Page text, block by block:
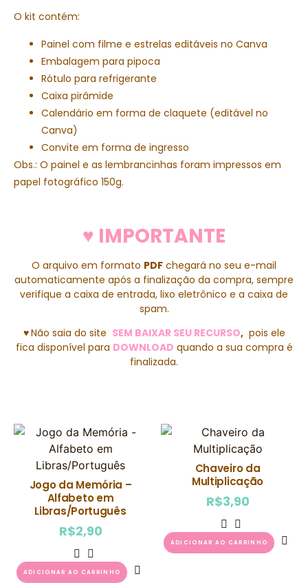
O kit contém:
Painel com filme e estrelas editáveis no Canva
Embalagem para pipoca
Rótulo para refrigerante
Caixa pirâmide
Calendário em forma de claquete (editável no
Canva)
Convite em forma de ingresso
Obs.: O painel e as lembrancinhas foram impressos em
papel fotográfico 150g.
♥ IMPORTANTE
O arquivo em formato PDF chegará no seu e-mail
automaticamente após a finalização da compra, sempre
verifique a caixa de entrada, lixo eletrônico e a caixa de
spam.
♥Não saia do site SEM BAIXAR SEU RECURSO,pois ele
fica disponível para DOWNLOAD quando a sua compra é
finalizada.
Jogo da Memória –
Alfabeto em
Libras/Português
R$2,90
ADICIONAR AO CARRINHO
Chaveiro da
Multiplicação
R$3,90
ADICIONAR AO CARRINHO